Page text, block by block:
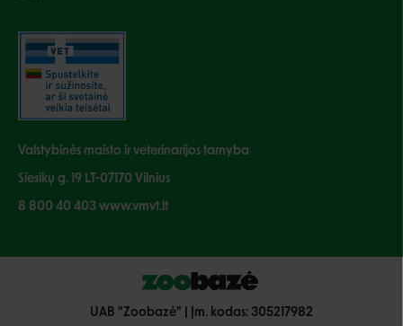
Valstybinės maisto ir veterinarijos tarnyba
Siesikų g. 19 LT-07170 Vilnius
8 800 40 403 www.vmvt.lt
UAB "Zoobazė" | Įm. kodas: 305217982